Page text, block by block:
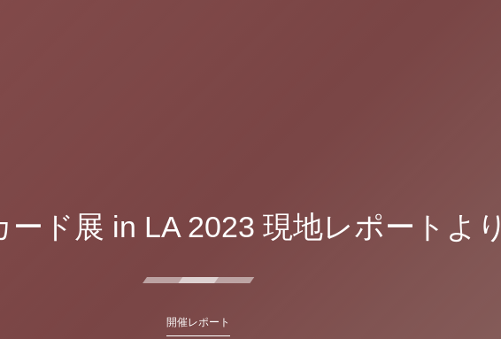
ード展 in LA 2023 現地レポートより
開催レポート